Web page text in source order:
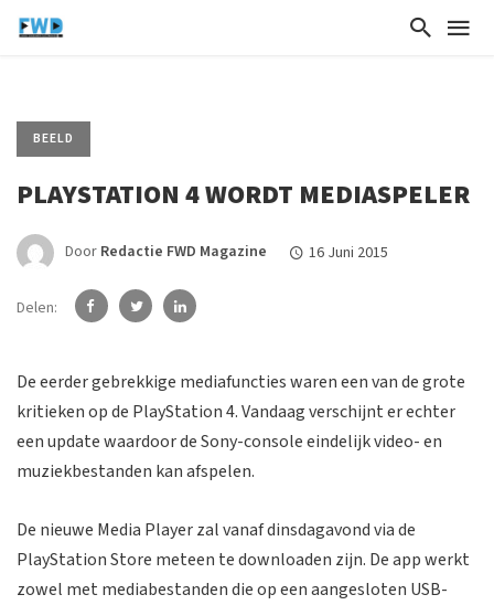
BEELD
PLAYSTATION 4 WORDT MEDIASPELER
Door Redactie FWD Magazine 16 Juni 2015
Delen:
De eerder gebrekkige mediafuncties waren een van de grote
kritieken op de PlayStation 4. Vandaag verschijnt er echter
een update waardoor de Sony-console eindelijk video- en
muziekbestanden kan afspelen.
De nieuwe Media Player zal vanaf dinsdagavond via de
PlayStation Store meteen te downloaden zijn. De app werkt
zowel met mediabestanden die op een aangesloten USB-